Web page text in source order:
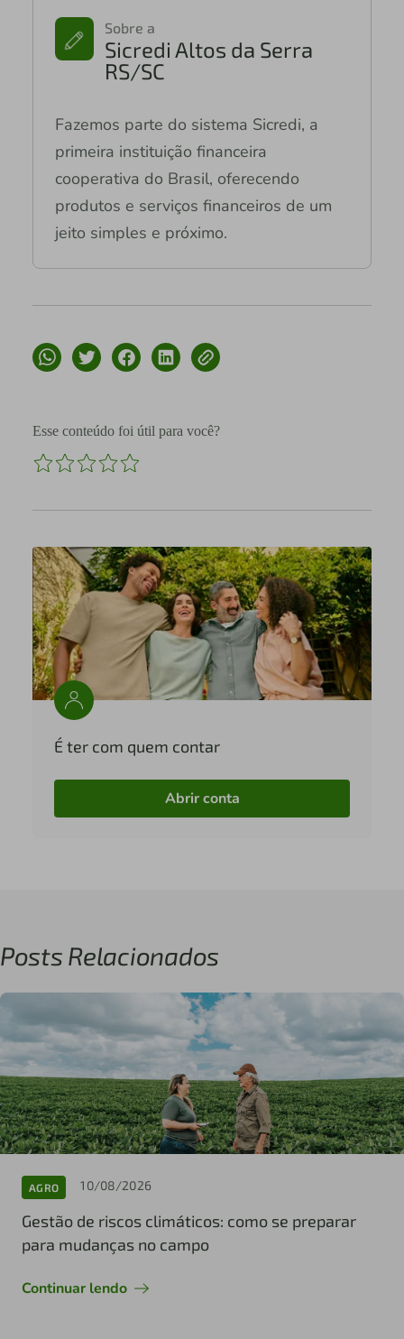
Sobre a
Sicredi Altos da Serra
RS/SC
Fazemos parte do sistema Sicredi, a
primeira instituição financeira
cooperativa do Brasil, oferecendo
produtos e serviços financeiros de um
jeito simples e próximo.
Esse conteúdo foi útil para você?
É ter com quem contar
Abrir conta
Posts Relacionados
AGRO 10/08/2026
Gestão de riscos climáticos: como se preparar
para mudanças no campo
Continuar lendo